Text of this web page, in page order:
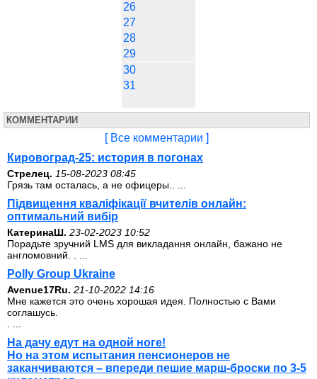
26
27
28
29
30
31
КОММЕНТАРИИ
[ Все комментарии ]
Кировоград-25: история в погонах
Стрелец. 15-08-2023 08:45
Грязь там осталась, а не офицеры.. ...
Підвищення кваліфікації вчителів онлайн:
оптимальний вибір
КатеринаШ. 23-02-2023 10:52
Порадьте зручний LMS для викладання онлайн, бажано не
англомовний. . ...
Polly Group Ukraine
Avenue17Ru. 21-10-2022 14:16
Мне кажется это очень хорошая идея. Полностью с Вами
соглашусь.
На дачу едут на одной ноге!
Но на этом испытания пенсионеров не
заканчиваются – впереди пешие марш-броски по 3-5